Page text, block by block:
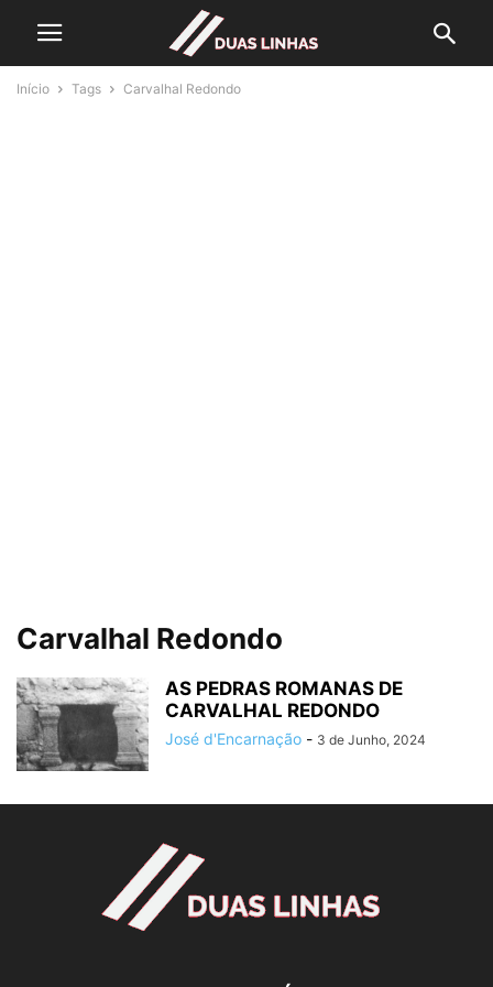
Início Tags Carvalhal Redondo
Carvalhal Redondo
AS PEDRAS ROMANAS DE
CARVALHAL REDONDO
José d'Encarnação - 3 de Junho, 2024